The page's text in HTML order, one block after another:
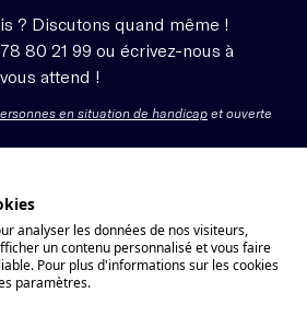
? Discutons quand même !
80 21 99 ou écrivez-nous à
vous attend !
en situation de handicap et ouverte
– CGV
enregistré sous le numéro
préfet de région Île-de-France.
analyser les données de nos visiteurs,
un contenu personnalisé et vous faire
Pour plus d'informations sur les cookies
paramètres.